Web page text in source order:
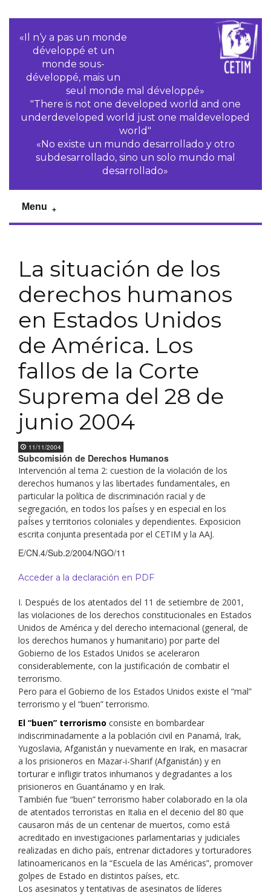
«Il n‘y a pas un monde
développé et un
monde sous-
développé, mais un
seul monde mal développé»
"There is not one developed world and one
underdeveloped world just one maldeveloped
world"
«No existe un mundo desarrollado y otro
subdesarrollado, sino un solo mundo mal
desarrollado»
Menu
La situación de los
derechos humanos
en Estados Unidos
de América. Los
fallos de la Corte
Suprema del 28 de
junio 2004
11/11/2004
Subcomisión de Derechos Humanos
Intervención al tema 2: cuestion de la violación de los
derechos humanos y las libertades fundamentales, en
particular la política de discriminación racial y de
segregación, en todos los paÍses y en especial en los
paÍses y territorios coloniales y dependientes. Exposicion
escrita conjunta presentada por el CETIM y la AAJ.
E/CN.4/Sub.2/2004/NGO/11
Acceder a la declaración en PDF
I. Después de los atentados del 11 de setiembre de 2001,
las violaciones de los derechos constitucionales en Estados
Unidos de América y del derecho internacional (general, de
los derechos humanos y humanitario) por parte del
Gobierno de los Estados Unidos se aceleraron
considerablemente, con la justificación de combatir el
terrorismo.
Pero para el Gobierno de los Estados Unidos existe el “mal”
terrorismo y el “buen” terrorismo.
El “buen” terrorismo consiste en bombardear
indiscriminadamente a la población civil en Panamá, Irak,
Yugoslavia, Afganistán y nuevamente en Irak, en masacrar
a los prisioneros en Mazar-i-Sharif (Afganistán) y en
torturar e infligir tratos inhumanos y degradantes a los
prisioneros en Guantánamo y en Irak.
También fue “buen” terrorismo haber colaborado en la ola
de atentados terroristas en Italia en el decenio del 80 que
causaron más de un centenar de muertos, como está
acreditado en investigaciones parlamentarias y judiciales
realizadas en dicho país, entrenar dictadores y torturadores
latinoamericanos en la “Escuela de las Américas”, promover
golpes de Estado en distintos países, etc.
Los asesinatos y tentativas de asesinatos de líderes